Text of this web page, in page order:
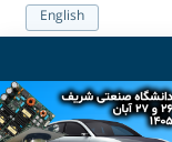
English